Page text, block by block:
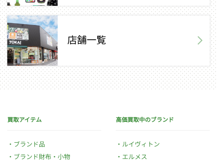
店舗一覧
買取アイテム
ブランド品
ブランド財布・小物
高価買取中のブランド
ルイヴィトン
エルメス